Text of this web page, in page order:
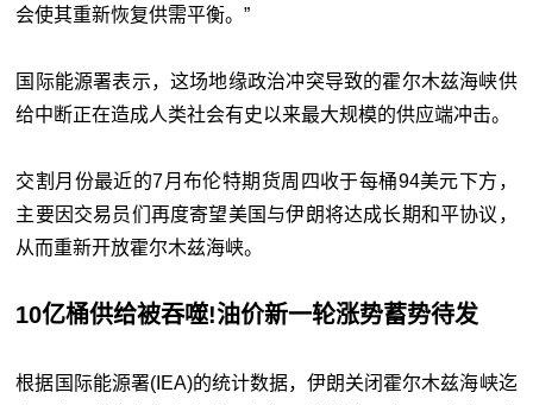
会使其重新恢复供需平衡。”
国际能源署表示，这场地缘政治冲突导致的霍尔木兹海峡供
给中断正在造成人类社会有史以来最大规模的供应端冲击。
交割月份最近的7月布伦特期货周四收于每桶94美元下方，
主要因交易员们再度寄望美国与伊朗将达成长期和平协议，
从而重新开放霍尔木兹海峡。
10亿桶供给被吞噬!油价新一轮涨势蓄势待发
根据国际能源署(IEA)的统计数据，伊朗关闭霍尔木兹海峡迄